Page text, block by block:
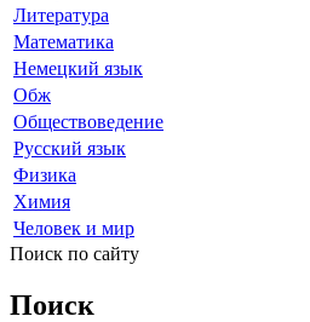
Литература
Математика
Немецкий язык
Обж
Обществоведение
Русский язык
Физика
Химия
Человек и мир
Поиск по сайту
Поиск